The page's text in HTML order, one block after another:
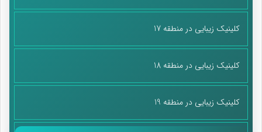
کلینیک زیبایی در منطقه 17
کلینیک زیبایی در منطقه 18
کلینیک زیبایی در منطقه 19